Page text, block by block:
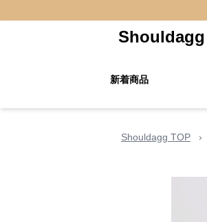
Shouldagg
新着商品
Shouldagg TOP ›